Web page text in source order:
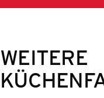
WEITERE